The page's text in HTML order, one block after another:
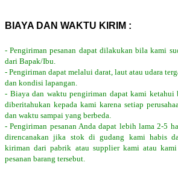
BIAYA DAN WAKTU KIRIM :
- Pengiriman pesanan dapat dilakukan bila kami
dari Bapak/Ibu.
- Pengiriman dapat melalui darat, laut atau udara
dan kondisi lapangan.
- Biaya dan waktu pengiriman dapat kami ketahui
diberitahukan kepada kami karena setiap
dan waktu sampai yang berbeda.
- Pengiriman pesanan Anda dapat lebih lama 2-5
direncanakan jika stok di gudang kami habis
kiriman dari pabrik atau supplier kami atau
pesanan barang tersebut.